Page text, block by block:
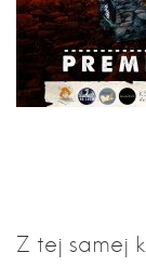
Z tej samej